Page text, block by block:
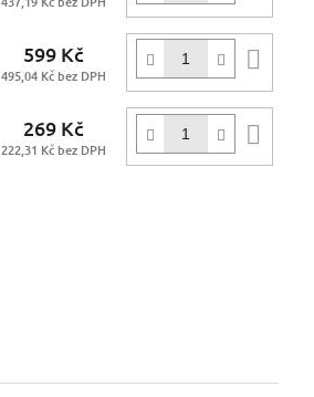
599 Kč
495,04 Kč bez DPH
269 Kč
222,31 Kč bez DPH